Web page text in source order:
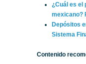
¿Cuál es el
mexicano?
Depósitos
Sistema
Contenido